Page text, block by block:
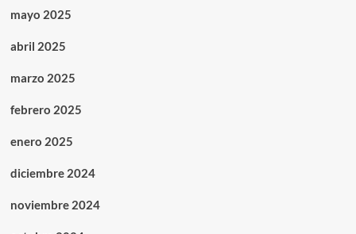
mayo 2025
abril 2025
marzo 2025
febrero 2025
enero 2025
diciembre 2024
noviembre 2024